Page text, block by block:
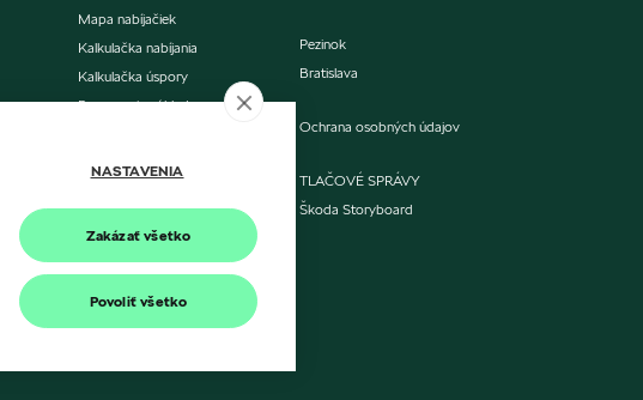
Mapa nabíjačiek
Kalkulačka nabíjania
Kalkulačka úspory
Porovnanie nákladov
Pezinok
Bratislava
Ochrana osobných údajov
TLAČOVÉ SPRÁVY
Škoda Storyboard
NASTAVENIA
Zakázať všetko
Povoliť všetko